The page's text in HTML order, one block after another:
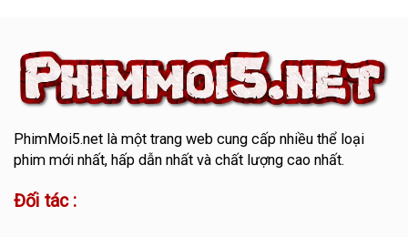
PhimMoi5.netlà một trang web cung cấp nhiều thể loại
phim mới nhất, hấp dẫn nhất và chất lượng cao nhất.
Đối tác :